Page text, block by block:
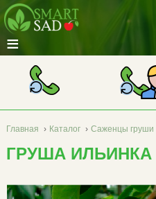
≡
Главная › Каталог › Саженцы груши
ГРУША ИЛЬИНКА